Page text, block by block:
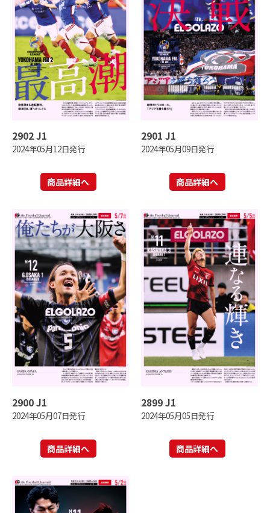
2902 J1
2024年05月12日発行
商品詳細へ
2901 J1
2024年05月09日発行
商品詳細へ
2900 J1
2024年05月07日発行
商品詳細へ
2899 J1
2024年05月05日発行
商品詳細へ